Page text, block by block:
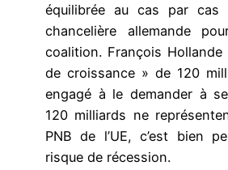
équilibrée au cas par
chancelière allemande
coalition. François
de croissance » de 120
engagé à le demander à
120 milliards ne
PNB de l’UE, c’est bien
risque de récession.